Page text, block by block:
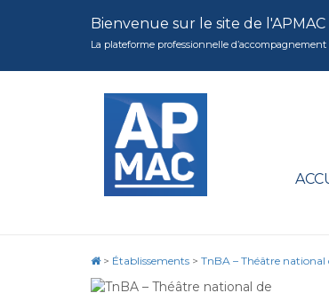
Bienvenue sur le site de
La plateforme professionnelle
> Établissements > TnBA – Théâtre national